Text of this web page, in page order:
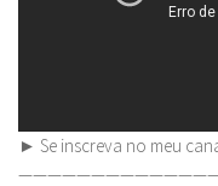
► Se inscreva no meu